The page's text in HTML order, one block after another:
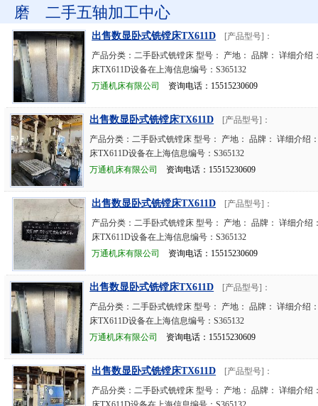
磨
二手五轴加工中心
出售数显卧式铣镗床TX611D
[产品型号]：
产品分类：二手卧式铣镗床 型号： 产地： 品牌： 详细介绍
床TX611D设备在上海信息编号：S365132
万通机床有限公司
资询电话：15515230609
出售数显卧式铣镗床TX611D
[产品型号]：
产品分类：二手卧式铣镗床 型号： 产地： 品牌： 详细介绍
床TX611D设备在上海信息编号：S365132
万通机床有限公司
资询电话：15515230609
出售数显卧式铣镗床TX611D
[产品型号]：
产品分类：二手卧式铣镗床 型号： 产地： 品牌： 详细介绍
床TX611D设备在上海信息编号：S365132
万通机床有限公司
资询电话：15515230609
出售数显卧式铣镗床TX611D
[产品型号]：
产品分类：二手卧式铣镗床 型号： 产地： 品牌： 详细介绍
床TX611D设备在上海信息编号：S365132
万通机床有限公司
资询电话：15515230609
出售数显卧式铣镗床TX611D
[产品型号]：
产品分类：二手卧式铣镗床 型号： 产地： 品牌： 详细介绍